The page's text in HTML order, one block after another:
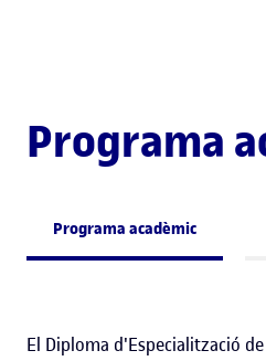
Programa
Programa acadèmic
El Diploma d'Especialització